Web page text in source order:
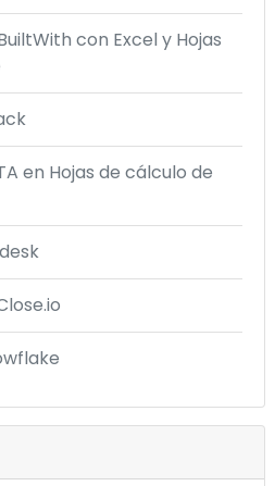
con Excel y Hojas
en Hojas de cálculo de